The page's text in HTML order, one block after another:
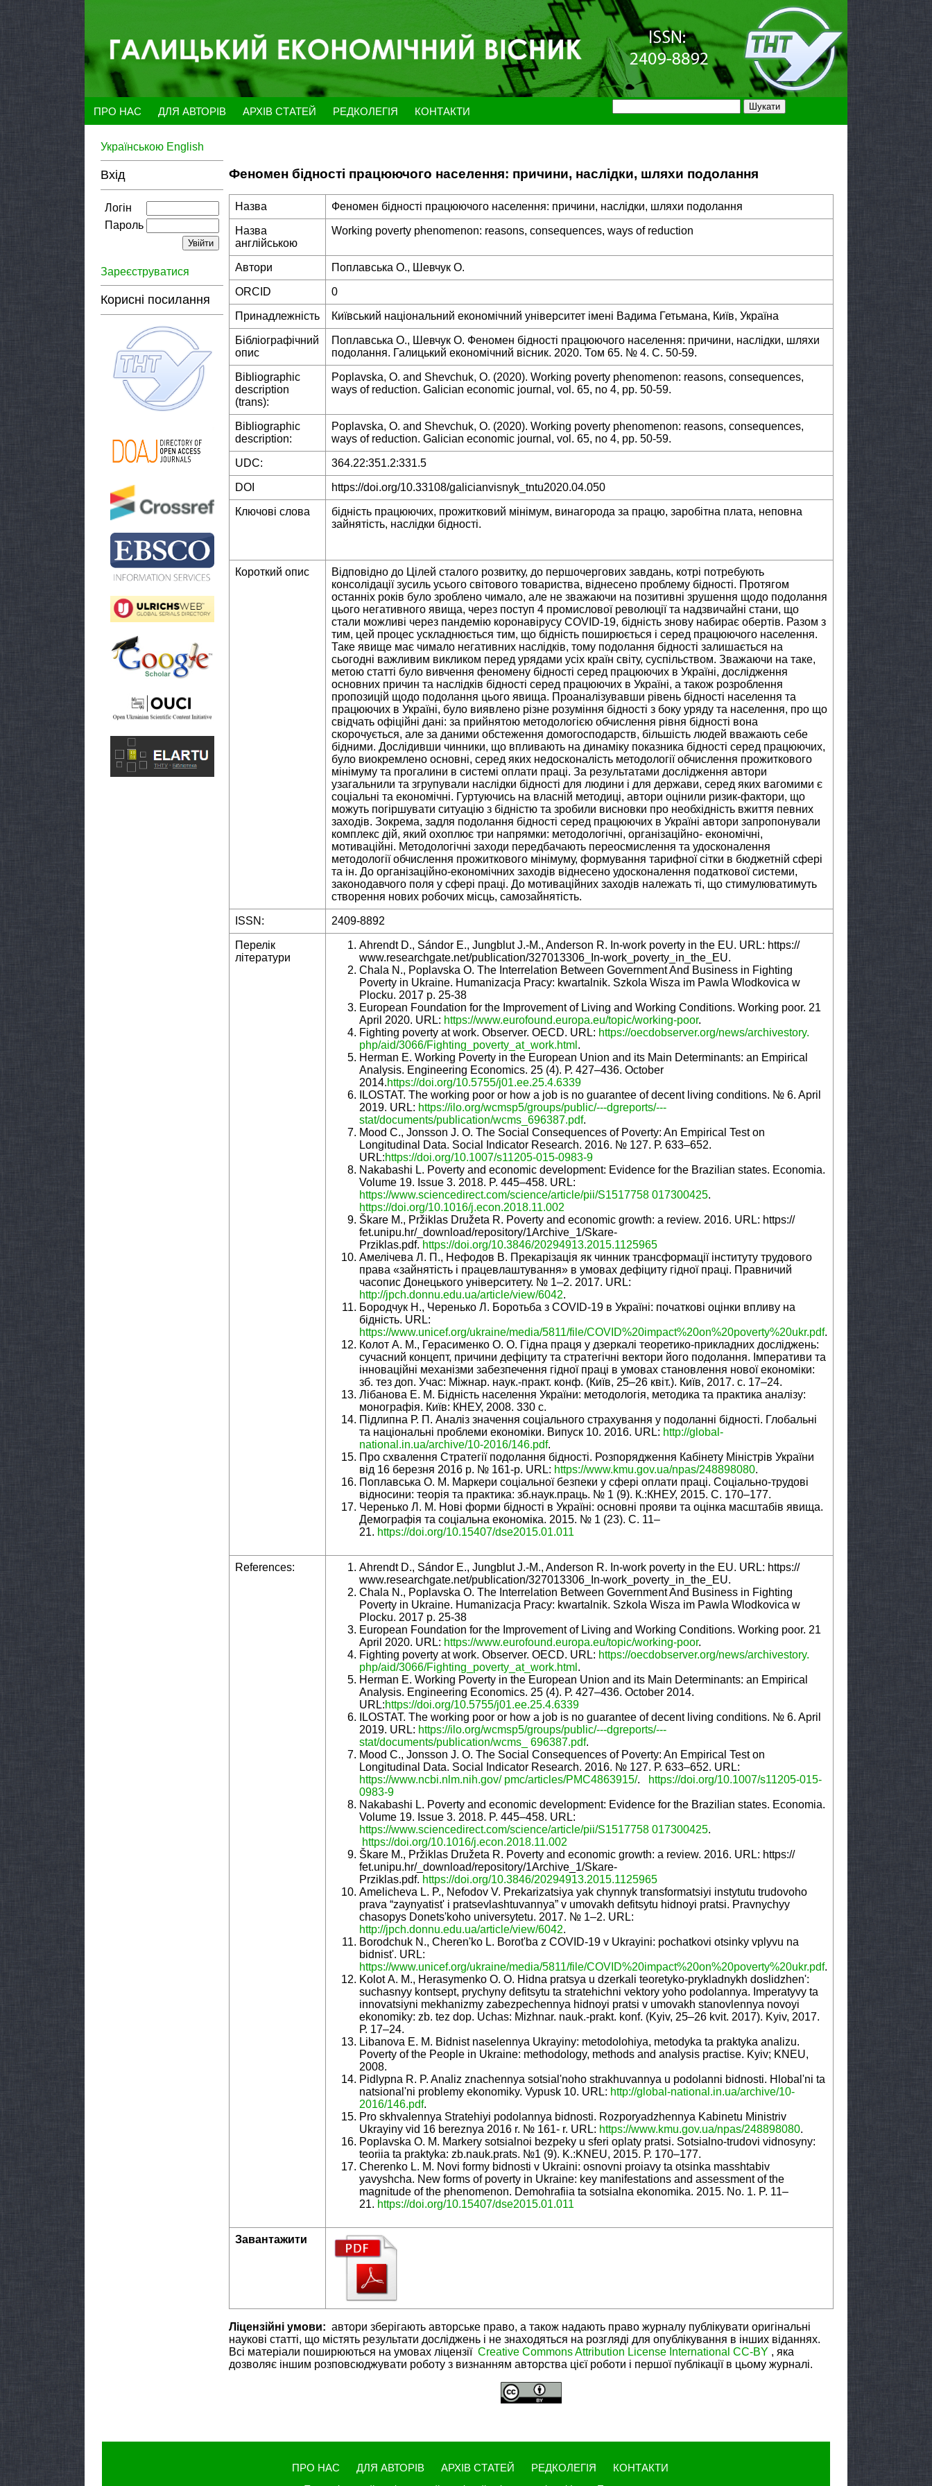
ПРО НАС ДЛЯ АВТОРІВ АРХІВ СТАТЕЙ РЕДКОЛЕГІЯ КОНТАКТИ
Українською English
Вхід
Логін
Пароль
Зареєструватися
Корисні посилання
Феномен бідності працюючого населення: причини, наслідки, шляхи подолання
Назва Феномен бідності працюючого населення: причини, наслідки, шляхи подолання
Назва
англійською
Working poverty phenomenon: reasons, consequences, ways of reduction
Автори Поплавська О., Шевчук О.
ORCID 0
Принадлежність Київський національний економічний університет імені Вадима Гетьмана, Київ, Україна
Бібліографічний
опис
Поплавська О., Шевчук О. Феномен бідності працюючого населення: причини, наслідки, шляхи
подолання. Галицький економічний вісник. 2020. Том 65. № 4. С. 50-59.
Bibliographic
description
(trans):
Poplavska, O. and Shevchuk, O. (2020). Working poverty phenomenon: reasons, consequences,
ways of reduction. Galician economic journal, vol. 65, no 4, pp. 50-59.
Bibliographic
description:
Poplavska, O. and Shevchuk, O. (2020). Working poverty phenomenon: reasons, consequences,
ways of reduction. Galician economic journal, vol. 65, no 4, pp. 50-59.
UDC: 364.22:351.2:331.5
DOI https://doi.org/10.33108/galicianvisnyk_tntu2020.04.050
Ключові слова
бідність працюючих, прожитковий мінімум, винагорода за працю, заробітна плата, неповна
зайнятість, наслідки бідності.
Короткий опис
Відповідно до Цілей сталого розвитку, до першочергових завдань, котрі потребують
консолідації зусиль усього світового товариства, віднесено проблему бідності. Протягом
останніх років було зроблено чимало, але не зважаючи на позитивні зрушення щодо подолання
цього негативного явища, через поступ 4 промислової революції та надзвичайні стани, що
стали можливі через пандемію коронавірусу COVID-19, бідність знову набирає обертів. Разом з
тим, цей процес ускладнюється тим, що бідність поширюється і серед працюючого населення.
Таке явище має чимало негативних наслідків, тому подолання бідності залишається на
сьогодні важливим викликом перед урядами усіх країн світу, суспільством. Зважаючи на таке,
метою статті було вивчення феномену бідності серед працюючих в Україні, дослідження
основних причин та наслідків бідності серед працюючих в Україні, а також розроблення
пропозицій щодо подолання цього явища. Проаналізувавши рівень бідності населення та
працюючих в Україні, було виявлено різне розуміння бідності з боку уряду та населення, про що
свідчать офіційні дані: за прийнятою методологією обчислення рівня бідності вона
скорочується, але за даними обстеження домогосподарств, більшість людей вважають себе
бідними. Дослідивши чинники, що впливають на динаміку показника бідності серед працюючих,
було виокремлено основні, серед яких недосконалість методології обчислення прожиткового
мінімуму та прогалини в системі оплати праці. За результатами дослідження автори
узагальнили та згрупували наслідки бідності для людини і для держави, серед яких вагомими є
соціальні та економічні. Гуртуючись на власній методиці, автори оцінили ризик-фактори, що
можуть погіршувати ситуацію з бідністю та зробили висновки про необхідність вжиття певних
заходів. Зокрема, задля подолання бідності серед працюючих в Україні автори запропонували
комплекс дій, який охоплює три напрямки: методологічні, організаційно- економічні,
мотиваційні. Методологічні заходи передбачають переосмислення та удосконалення
методології обчислення прожиткового мінімуму, формування тарифної сітки в бюджетній сфері
та ін. До організаційно-економічних заходів віднесено удосконалення податкової системи,
законодавчого поля у сфері праці. До мотиваційних заходів належать ті, що стимулюватимуть
створення нових робочих місць, самозайнятість.
ISSN: 2409-8892
Перелік
літератури
Ahrendt D., Sándor E., Jungblut J.-M., Anderson R. In-work poverty in the EU. URL: https://
www.researchgate.net/publication/327013306_In-work_poverty_in_the_EU.
Chala N., Poplavska O. The Interrelation Between Government And Business in Fighting
Poverty in Ukraine. Humanizacja Pracy: kwartalnik. Szkola Wisza im Pawla Wlodkovica w
Plocku. 2017 р. 25-38
European Foundation for the Improvement of Living and Working Conditions. Working poor. 21
April 2020. URL: https://www.eurofound.europa.eu/topic/working-poor.
Fighting poverty at work. Observer. OECD. URL: https://oecdobserver.org/news/archivestory.
php/aid/3066/Fighting_poverty_at_work.html .
Herman E. Working Poverty in the European Union and its Main Determinants: an Empirical
Analysis. Engineering Economics. 25 (4). Р. 427–436. October
2014.https://doi.org/10.5755/j01.ee.25.4.6339
ILOSTAT. The working poor or how a job is no guarantee of decent living conditions. № 6. April
2019. URL: https://ilo.org/wcmsp5/groups/public/---dgreports/---
stat/documents/publication/wcms_696387.pdf.
Mood C., Jonsson J. O. The Social Consequences of Poverty: An Empirical Test on
Longitudinal Data. Social Indicator Research. 2016. № 127. Р. 633–652.
URL:https://doi.org/10.1007/s11205-015-0983-9
Nakabashi L. Poverty and economic development: Evidence for the Brazilian states. Economiа.
Volume 19. Issue 3. 2018. P. 445–458. URL:
https://www.sciencedirect.com/science/article/pii/S1517758 017300425.
https://doi.org/10.1016/j.econ.2018.11.002
Škare M., Pržiklas Družeta R. Poverty and economic growth: a review. 2016. URL: https://
fet.unipu.hr/_download/repository/1Archive_1/Skare-
Prziklas.pdf. https://doi.org/10.3846/20294913.2015.1125965
Амелічева Л. П., Нефодов В. Прекарізація як чинник трансформації інституту трудового
права «зайнятість і працевлаштування» в умовах дефіциту гідної праці. Правничий
часопис Донецького університету. № 1–2. 2017. URL:
http://jpch.donnu.edu.ua/article/view/6042.
Бородчук Н., Черенько Л. Боротьба з COVID-19 в Україні: початкові оцінки впливу на
бідність. URL:
https://www.unicef.org/ukraine/media/5811/file/COVID%20impact%20on%20poverty%20ukr.pdf.
Колот А. М., Герасименко О. О. Гідна праця у дзеркалі теоретико-прикладних досліджень:
сучасний концепт, причини дефіциту та стратегічні вектори його подолання. Імперативи та
інноваційні механізми забезпечення гідної праці в умовах становлення нової економіки:
зб. тез доп. Учас: Міжнар. наук.-практ. конф. (Київ, 25–26 квіт.). Київ, 2017. с. 17–24.
Лібанова Е. М. Бідність населення України: методологія, методика та практика аналізу:
монографія. Київ: КНЕУ, 2008. 330 с.
Підлипна Р. П. Аналіз значення соціального страхування у подоланні бідності. Глобальні
та національні проблеми економіки. Випуск 10. 2016. URL: http://global-
national.in.ua/archive/10-2016/146.pdf.
Про схвалення Стратегії подолання бідності. Розпорядження Кабінету Міністрів України
від 16 березня 2016 р. № 161-р. URL: https://www.kmu.gov.ua/npas/248898080.
Поплавська О. М. Маркери соціальної безпеки у сфері оплати праці. Соціально-трудові
відносини: теорія та практика: зб.наук.праць. № 1 (9). К.:КНЕУ, 2015. С. 170–177.
Черенько Л. М. Нові форми бідності в Україні: основні прояви та оцінка масштабів явища.
Демографія та соціальна економіка. 2015. № 1 (23). С. 11–
21. https://doi.org/10.15407/dse2015.01.011
References:
Ahrendt D., Sándor E., Jungblut J.-M., Anderson R. In-work poverty in the EU. URL: https://
www.researchgate.net/publication/327013306_In-work_poverty_in_the_EU.
Chala N., Poplavska O. The Interrelation Between Government And Business in Fighting
Poverty in Ukraine. Humanizacja Pracy: kwartalnik. Szkola Wisza im Pawla Wlodkovica w
Plocku. 2017 р. 25-38
European Foundation for the Improvement of Living and Working Conditions. Working poor. 21
April 2020. URL: https://www.eurofound.europa.eu/topic/working-poor.
Fighting poverty at work. Observer. OECD. URL: https://oecdobserver.org/news/archivestory.
php/aid/3066/Fighting_poverty_at_work.html .
Herman E. Working Poverty in the European Union and its Main Determinants: an Empirical
Analysis. Engineering Economics. 25 (4). Р. 427–436. October 2014.
URL:https://doi.org/10.5755/j01.ee.25.4.6339
ILOSTAT. The working poor or how a job is no guarantee of decent living conditions. № 6. April
2019. URL: https://ilo.org/wcmsp5/groups/public/---dgreports/---
stat/documents/publication/wcms_ 696387.pdf.
Mood C., Jonsson J. O. The Social Consequences of Poverty: An Empirical Test on
Longitudinal Data. Social Indicator Research. 2016. № 127. Р. 633–652. URL:
https://www.ncbi.nlm.nih.gov/ pmc/articles/PMC4863915/.
https://doi.org/10.1007/s11205-015-
0983-9
Nakabashi L. Poverty and economic development: Evidence for the Brazilian states. Economiа.
Volume 19. Issue 3. 2018. P. 445–458. URL:
https://www.sciencedirect.com/science/article/pii/S1517758 017300425.
https://doi.org/10.1016/j.econ.2018.11.002
Škare M., Pržiklas Družeta R. Poverty and economic growth: a review. 2016. URL: https://
fet.unipu.hr/_download/repository/1Archive_1/Skare-
Prziklas.pdf. https://doi.org/10.3846/20294913.2015.1125965
Amelicheva L. P., Nefodov V. Prekarizatsiya yak chynnyk transformatsiyi instytutu trudovoho
prava “zaynyatist' i pratsevlashtuvannya” v umovakh defitsytu hidnoyi pratsi. Pravnychyy
chasopys Donets'koho universytetu. 2017. № 1–2. URL:
http://jpch.donnu.edu.ua/article/view/6042.
Borodchuk N., Cheren'ko L. Borot'ba z COVID-19 v Ukrayini: pochatkovi otsinky vplyvu na
bidnist'. URL:
https://www.unicef.org/ukraine/media/5811/file/COVID%20impact%20on%20poverty%20ukr.pdf.
Kolot A. M., Herasymenko O. O. Hidna pratsya u dzerkali teoretyko-prykladnykh doslidzhen':
suchasnyy kontsept, prychyny defitsytu ta stratehichni vektory yoho podolannya. Imperatyvy ta
innovatsiyni mekhanizmy zabezpechennya hidnoyi pratsi v umovakh stanovlennya novoyi
ekonomiky: zb. tez dop. Uchas: Mizhnar. nauk.-prakt. konf. (Kyiv, 25–26 kvit. 2017). Kyiv, 2017.
Р. 17–24.
Libanova E. M. Bidnist naselennya Ukrayiny: metodolohiya, metodyka ta praktyka analizu.
Poverty of the People in Ukraine: methodology, methods and analysis practise. Kyiv; KNEU,
2008.
Pidlypna R. P. Analiz znachennya sotsial'noho strakhuvannya u podolanni bidnosti. Hlobal'ni ta
natsional'ni problemy ekonomiky. Vypusk 10. URL: http://global-national.in.ua/archive/10-
2016/146.pdf.
Pro skhvalennya Stratehiyi podolannya bidnosti. Rozporyadzhennya Kabinetu Ministriv
Ukrayiny vid 16 bereznya 2016 r. № 161- r. URL: https://www.kmu.gov.ua/npas/248898080.
Poplavska O. M. Markery sotsialnoi bezpeky u sferi oplaty pratsi. Sotsialno-trudovi vidnosyny:
teoriia ta praktyka: zb.nauk.prats. №1 (9). K.:KNEU, 2015. Р. 170–177.
Cherenko L. M. Novi formy bidnosti v Ukraini: osnovni proiavy ta otsinka masshtabiv
yavyshcha. New forms of poverty in Ukraine: key manifestations and assessment of the
magnitude of the phenomenon. Demohrafiia ta sotsialna ekonomika. 2015. No. 1. P. 11–
21. https://doi.org/10.15407/dse2015.01.011
Завантажити
Ліцензійні умови: автори зберігають авторське право, а також надають право журналу публікувати оригінальні
наукові статті, що містять результати досліджень і не знаходяться на розгляді для опублікування в інших віданнях.
Всі матеріали поширюються на умовах ліцензії Creative Commons Attribution License International CC-BY , яка
дозволяє іншим розповсюджувати роботу з визнанням авторства цієї роботи і першої публікації в цьому журналі.
ПРО НАС ДЛЯ АВТОРІВ АРХІВ СТАТЕЙ РЕДКОЛЕГІЯ КОНТАКТИ